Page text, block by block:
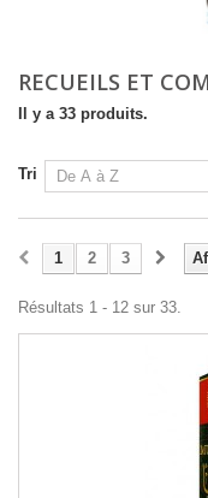
RECUEILS ET
Il y a 33 produits.
Tri
1 2 3
Résultats 1 - 12 sur 33.